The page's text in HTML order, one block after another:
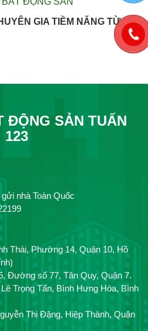
GIA TIỀM NĂNG TỪ
ĐỘNG SẢN TUẤN
123
nhà Toàn Quốc
Thái, Phường 14, Quận 10, Hồ
Đường số 77, Tân Quy, Quận 7.
Trọng Tấn, Bình Hưng Hòa, Bình
Thị Đặng, Hiệp Thành, Quận